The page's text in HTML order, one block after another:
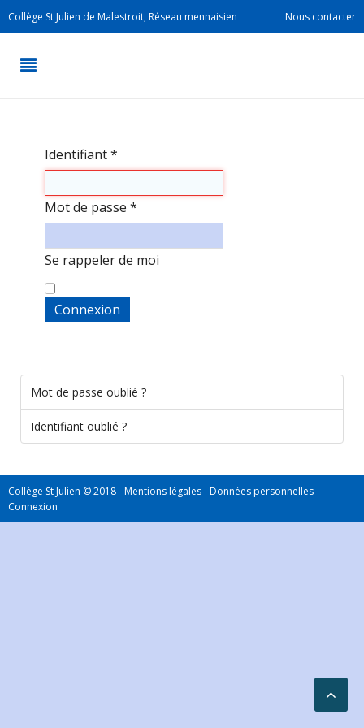
Collège St Julien de Malestroit, Réseau mennaisien Nous contacter
Identifiant*
Mot de passe *
Se rappeler de moi
Connexion
Mot de passe oublié ?
Identifiant oublié ?
Collège St Julien © 2018 -Mentions légales-Données personnelles-
Connexion